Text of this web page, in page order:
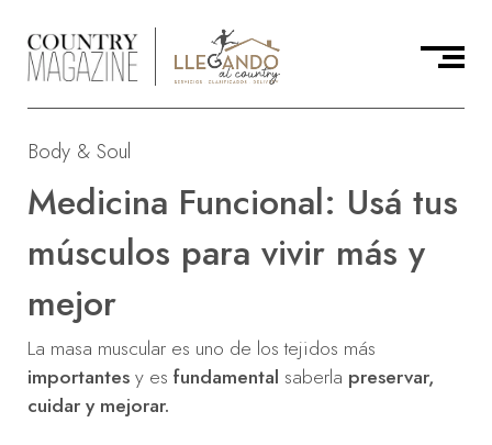
Body & Soul
Medicina Funcional: Usá tus
músculos para vivir más y
mejor
La masa muscular es uno de los tejidos más
importantesy es fundamental saberla preservar,
cuidar y mejorar.